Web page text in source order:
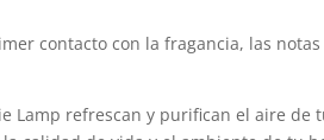
contacto con la fragancia, las
Lamp refrescan y purifican el aire